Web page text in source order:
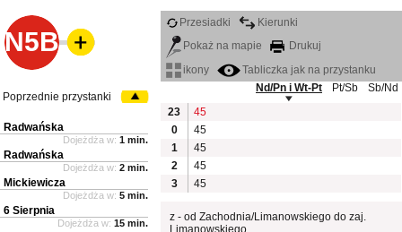
N5B
Przesiadki
Kierunki
Pokaż na mapie
Drukuj
ikony
Tabliczka jak na przystanku
Nd/Pn i Wt-Pt
Pt/Sb
Sb/Nd
23
45
0
45
1
45
2
45
3
45
z - od Zachodnia/Limanowskiego do zaj.
Limanowskiego
Poprzednie przystanki
Radwańska
Dojeżdża w: 1 min.
Radwańska
Dojeżdża w: 2 min.
Mickiewicza
Dojeżdża w: 5 min.
6 Sierpnia
Dojeżdża w: 15 min.